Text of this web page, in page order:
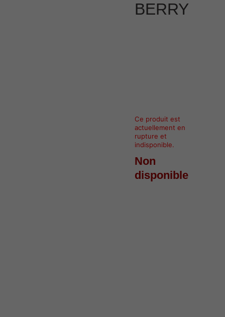
BERRY
Ce produit est
actuellement en
rupture et
indisponible.
Non
disponible